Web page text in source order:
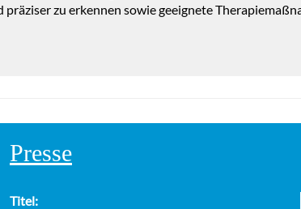
zu erkennen sowie geeignete
Presse
Titel: